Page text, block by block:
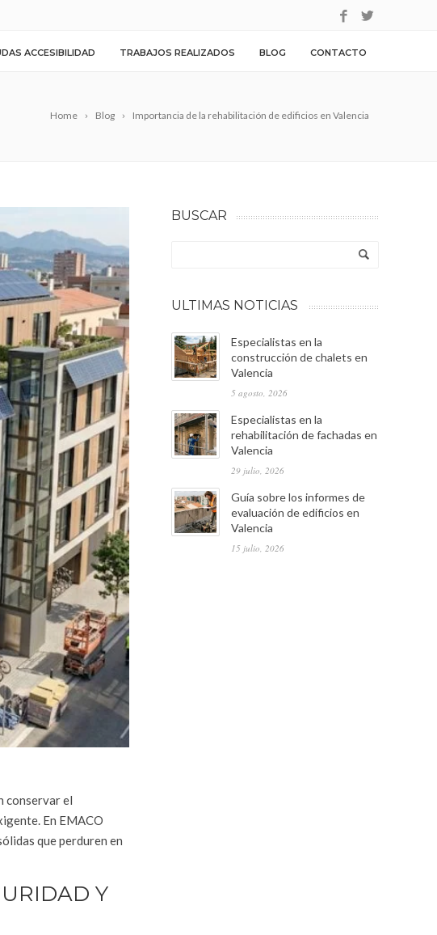
ACCESIBILIDAD TRABAJOS REALIZADOS BLOG CONTACTO
Home Blog Importancia de la rehabilitación de edificios en Valencia
conservar el
En EMACO
que perduren en
Y
BUSCAR
ULTIMAS NOTICIAS
Especialistas en la
construcción de chalets en
Valencia
5 agosto, 2026
Especialistas en la
rehabilitación de fachadas en
Valencia
29 julio, 2026
Guía sobre los informes de
evaluación de edificios en
Valencia
15 julio, 2026